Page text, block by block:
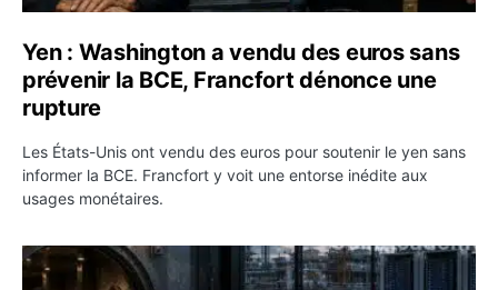
Yen : Washington a vendu des euros sans
prévenir la BCE, Francfort dénonce une
rupture
Les États-Unis ont vendu des euros pour soutenir le yen sans
informer la BCE. Francfort y voit une entorse inédite aux
usages monétaires.
Jane Street négocie le transfert de 11 milliards de